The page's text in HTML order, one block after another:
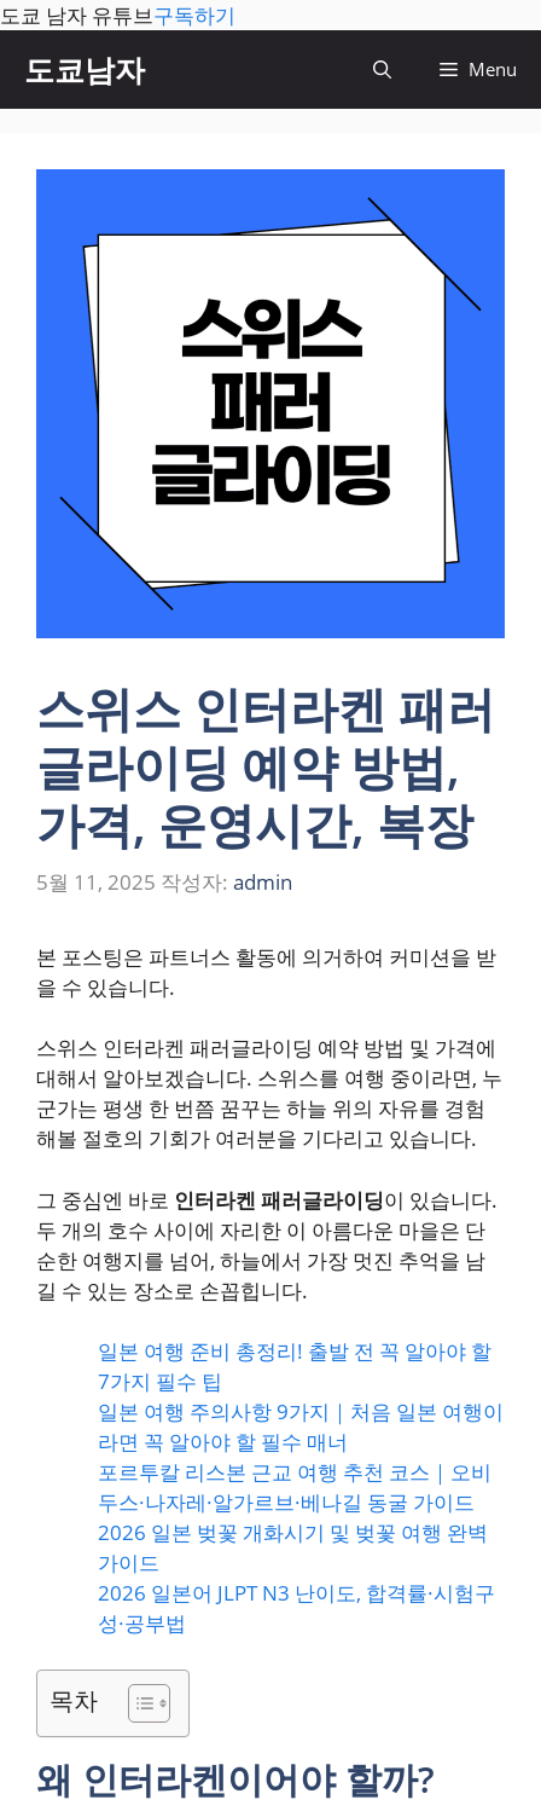
도쿄 남자 유튜브구독하기
츠
도쿄남자 Menu
스위스 인터라켄 패러
글라이딩 예약 방법,
가격, 운영시간, 복장
5월 11, 2025 작성자: admin
본 포스팅은 파트너스 활동에 의거하여 커미션을 받
을 수 있습니다.
스위스 인터라켄 패러글라이딩 예약 방법 및 가격에
대해서 알아보겠습니다. 스위스를 여행 중이라면, 누
군가는 평생 한 번쯤 꿈꾸는 하늘 위의 자유를 경험
해볼 절호의 기회가 여러분을 기다리고 있습니다.
그 중심엔 바로 인터라켄 패러글라이딩이 있습니다.
두 개의 호수 사이에 자리한 이 아름다운 마을은 단
순한 여행지를 넘어, 하늘에서 가장 멋진 추억을 남
길 수 있는 장소로 손꼽힙니다.
일본 여행 준비 총정리! 출발 전 꼭 알아야 할
7가지 필수 팁
일본 여행 주의사항 9가지｜처음 일본 여행이
라면 꼭 알아야 할 필수 매너
포르투칼 리스본 근교 여행 추천 코스｜오비
두스·나자레·알가르브·베나길 동굴 가이드
2026 일본 벚꽃 개화시기 및 벚꽃 여행 완벽
가이드
2026 일본어 JLPT N3 난이도, 합격률·시험구
성·공부법
목차
왜 인터라켄이어야 할까?